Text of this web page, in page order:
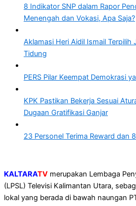
8 Indikator SNP dalam Rapor
Menengah dan Vokasi, Apa Saja?
Aklamasi Heri Aidil Ismail Terpilih
Tidung
PERS Pilar Keempat Demokrasi
KPK Pastikan Bekerja Sesuai
Dugaan Gratifikasi Ganjar
23 Personel Terima Reward dan
KALTARATV merupakan Lembaga
(LPSL) Televisi Kalimantan Utara,
lokal yang berada di bawah naungan